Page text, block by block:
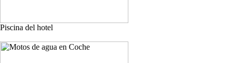
Piscina del hotel